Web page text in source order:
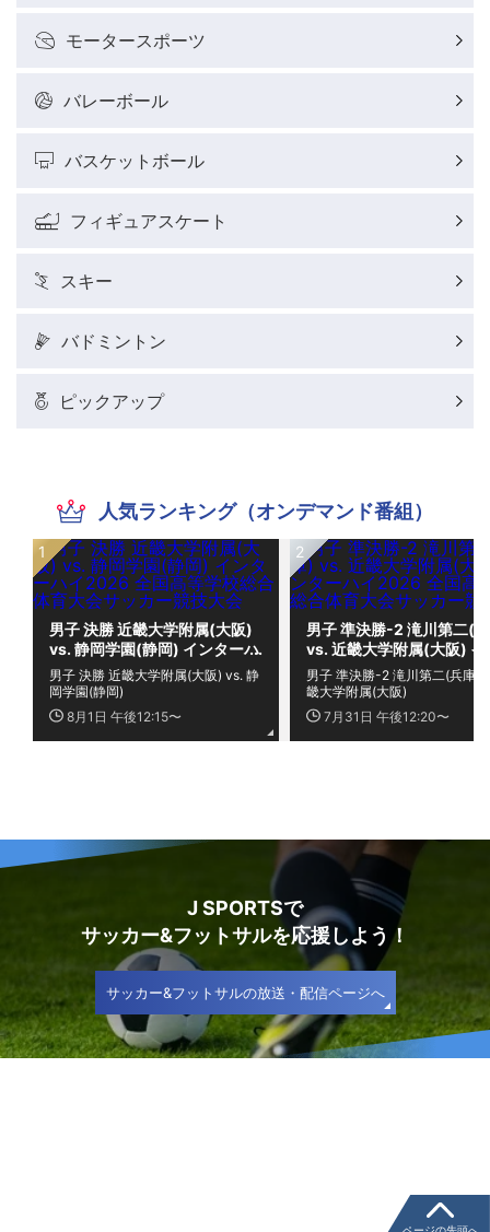
モータースポーツ
バレーボール
バスケットボール
フィギュアスケート
スキー
バドミントン
ピックアップ
人気ランキング（オンデマンド番組）
男子 決勝 近畿大学附属(大阪)
vs. 静岡学園(静岡) インターハ
イ2026 全国高等学校総合体
育大会サッカー競技大会
8月1日 午後12:15〜
男子 決勝 近畿大学附属(大阪) vs. 静
岡学園(静岡)
男子 準決勝-2 滝川第二(
vs. 近畿大学附属(大阪) イ
ーハイ2026 全国高等学
合体育大会サッカー競技
7月31日 午後12:20〜
男子 準決勝-2 滝川第二(兵庫)
畿大学附属(大阪)
J SPORTSで
サッカー&フットサルを応援しよう！
サッカー&フットサルの放送・配信ページへ